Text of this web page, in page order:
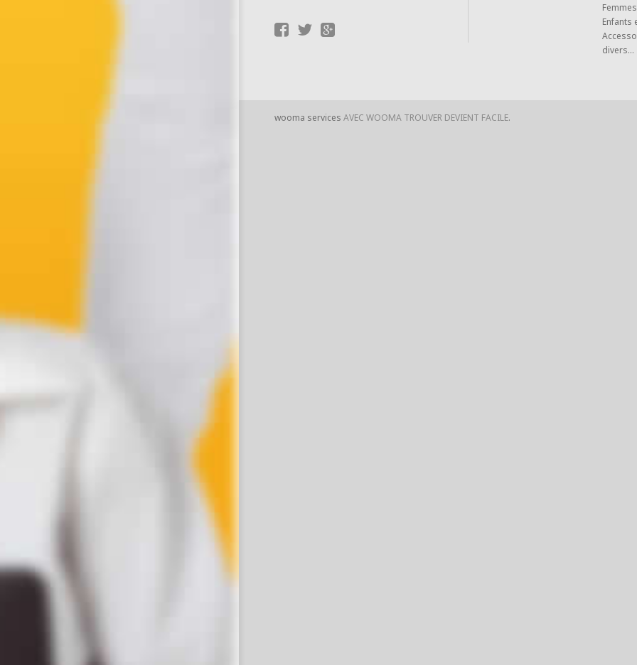
Enfants
divers...
wooma services AVEC WOOMA TROUVER DEVIENT FACILE.